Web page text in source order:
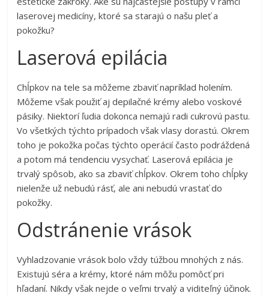
laserovej medicíny, ktoré sa starajú o našu pleť a
pokožku?
Laserová epilácia
Chĺpkov na tele sa môžeme zbaviť napríklad holením.
Môžeme však použiť aj depilačné krémy alebo voskové
pásiky. Niektorí ľudia dokonca nemajú radi cukrovú pastu.
Vo všetkých týchto prípadoch však vlasy dorastú. Okrem
toho je pokožka počas týchto operácií často podráždená
a potom má tendenciu vysychať. Laserová epilácia je
trvalý spôsob, ako sa zbaviť chĺpkov. Okrem toho chĺpky
nielenže už nebudú rásť, ale ani nebudú vrastať do
pokožky.
Odstránenie vrások
Vyhladzovanie vrások bolo vždy túžbou mnohých z nás.
Existujú séra a krémy, ktoré nám môžu pomôcť pri
hľadaní. Nikdy však nejde o veľmi trvalý a viditeľný účinok.